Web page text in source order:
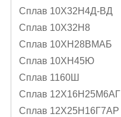
Сплав 10Х32Н4Д-ВД
Сплав 10Х32Н8
Сплав 10ХН28ВМАБ
Сплав 10ХН45Ю
Сплав 1160Ш
Сплав 12Х16Н25М6АГ
Сплав 12Х25Н16Г7АР